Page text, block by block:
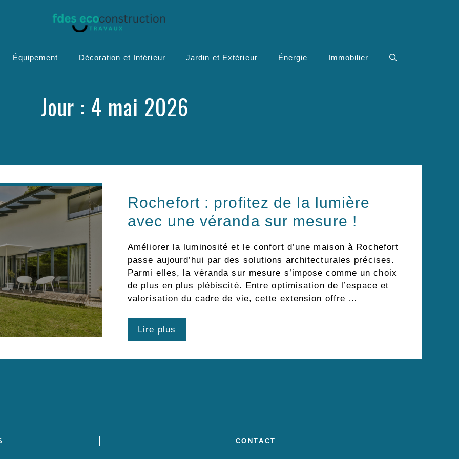
Équipement Décoration et Intérieur Jardin et Extérieur Énergie Immobilier
Jour : 4 mai 2026
Rochefort : profitez de la lumière
avec une véranda sur mesure !
Améliorer la luminosité et le confort d’une maison à Rochefort
passe aujourd’hui par des solutions architecturales précises.
Parmi elles, la véranda sur mesure s’impose comme un choix
de plus en plus plébiscité. Entre optimisation de l’espace et
valorisation du cadre de vie, cette extension offre …
Lire plus
CONTACT